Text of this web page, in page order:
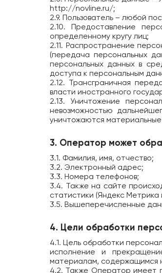
http://novline.ru/;
2.9. Пользователь – любой
2.10. Предоставление
определенному кругу лиц;
2.11. Распространение
(передача персональных
персональных данных в
доступа к персональным
2.12. Трансграничная
власти иностранного
2.13. Уничтожение
невозможностью
уничтожаются
3. Оператор может
3.1. Фамилия, имя, отчество;
3.2. Электронный адрес;
3.3. Номера телефонов;
3.4. Также на сайте
статистики (Яндекс Метрика
3.5. Вышеперечисленные
4. Цели обработки
4.1. Цель обработки
исполнение и
материалам, содержащимся
4.2. Также Оператор имеет